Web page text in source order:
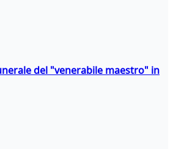
del "venerabile maestro" in